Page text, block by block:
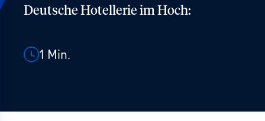
Deutsche Hotellerie im Hoch:
1 Min.